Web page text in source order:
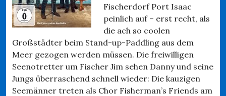
Fischerdorf Port Isaac
peinlich auf – erst recht, als
die ach so coolen
Großstädter beim Stand-up-Paddling aus dem
Meer gezogen werden müssen. Die freiwilligen
Seenotretter um Fischer Jim sehen Danny und seine
Jungs überraschend schnell wieder: Die kauzigen
Seemänner treten als Chor Fisherman’s Friends am